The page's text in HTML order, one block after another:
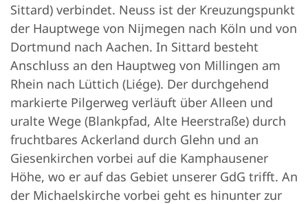
Sittard) verbindet. Neuss ist der Kreuzungspunkt
der Hauptwege von Nijmegen nach Köln und von
Dortmund nach Aachen. In Sittard besteht
Anschluss an den Hauptweg von Millingen am
Rhein nach Lüttich (Liége). Der durchgehend
markierte Pilgerweg verläuft über Alleen und
uralte Wege (Blankpfad, Alte Heerstraße) durch
fruchtbares Ackerland durch Glehn und an
Giesenkirchen vorbei auf die Kamphausener
Höhe, wo er auf das Gebiet unserer GdG trifft. An
der Michaelskirche vorbei geht es hinunter zur